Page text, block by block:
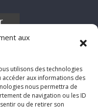
aux
utilisons des technologies
aux informations des
nous permettra de
de navigation ou les ID
ou de retirer son
de